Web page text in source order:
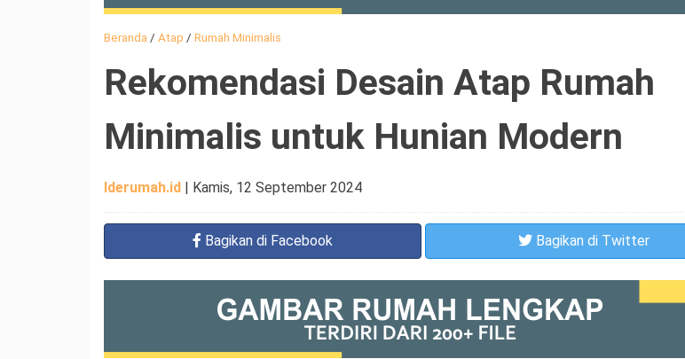
Beranda / Atap / Rumah Minimalis
Rekomendasi Desain Atap Rumah
Minimalis untuk Hunian Modern
Iderumah.id | Kamis, 12 September 2024
Bagikan di Facebook Bagikan di Twitter